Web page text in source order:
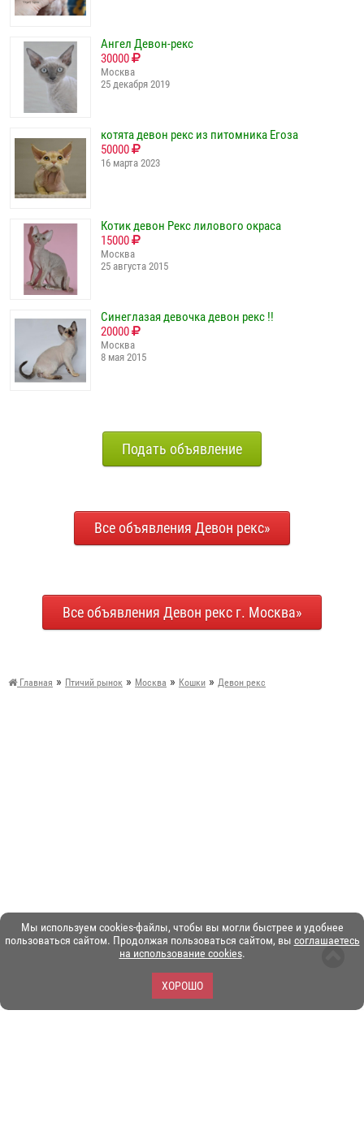
Мы используем cookies-файлы, чтобы вы могли быстрее и удобнее
пользоваться сайтом. Продолжая пользоваться сайтом, вы соглашаетесь
на использование cookies.
ХОРОШО
Ангел Девон-рекс
30000
Москва
25 декабря 2019
котята девон рекс из питомника Егоза
50000
16 марта 2023
Котик девон Рекс лилового окраса
15000
Москва
25 августа 2015
Синеглазая девочка девон рекс !!
20000
Москва
8 мая 2015
Подать объявление
Все объявления Девон рекс»
Все объявления Девон рекс г. Москва»
Главная » Птичий рынок » Москва » Кошки » Девон рекс